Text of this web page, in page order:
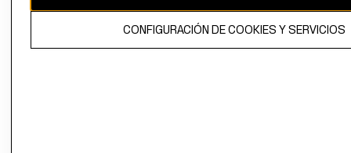
El contenido de esta página web está protegido por copyright y es
CONFIGURACIÓN DE COOKIES Y SERVICIOS